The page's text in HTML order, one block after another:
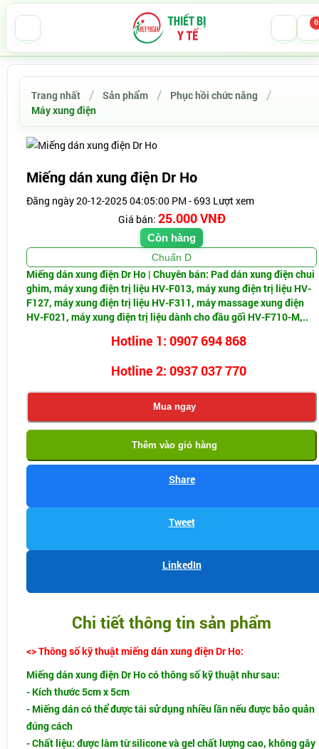
0
Trang nhất Sản phẩm
Phục hồi chức năng
Máy xung điện
Miếng dán xung điện Dr Ho
Đăng ngày 20-12-2025 04:05:00 PM - 693 Lượt xem
Giá bán: 25.000 VNĐ
Còn hàng
Chuẩn D
Miếng dán xung điện Dr Ho | Chuyên bán: Pad dán xung điện chui
ghim, máy xung điện trị liệu HV-F013, máy xung điện trị liệu HV-
F127, máy xung điện trị liệu HV-F311, máy massage xung điện
HV-F021, máy xung điện trị liệu dành cho đầu gối HV-F710-M,..
Hotline 1: 0907 694 868
Hotline 2: 0937 037 770
Mua ngay
Thêm vào giỏ hàng
Share
Tweet
LinkedIn
Chi tiết thông tin sản phẩm
<> Thông số kỹ thuật miếng dán xung điện Dr Ho:
Miếng dán xung điện Dr Ho có thông số kỹ thuật như sau:
- Kích thước 5cm x 5cm
- Miếng dán có thể được tái sử dụng nhiều lần nếu được bảo quản
đúng cách
- Chất liệu: được làm từ silicone và gel chất lượng cao, không gây